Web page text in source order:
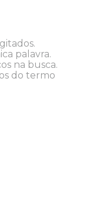
palavra.
na busca.
do termo